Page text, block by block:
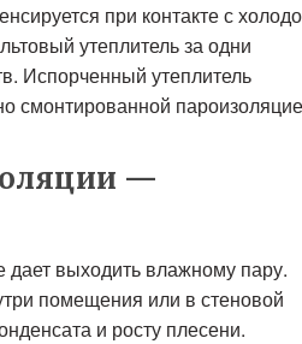
при контакте с
утеплитель за одни
Испорченный утеплитель
смонтированной
—
дает выходить влажному пару.
помещения или в стеновой
и росту плесени.